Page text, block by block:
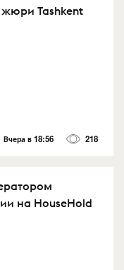
жюри Tashkent
Вчера в 18:56 218
на HouseHold